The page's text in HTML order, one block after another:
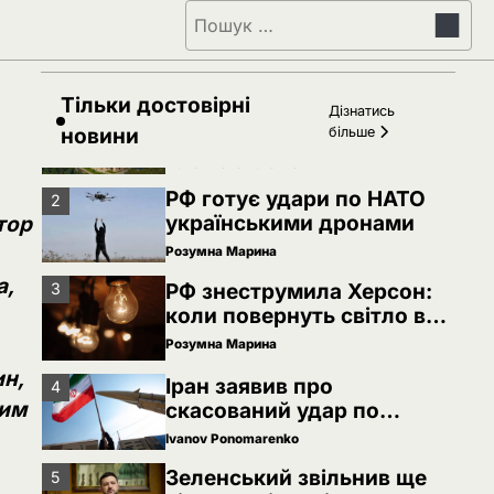
Пошук:
Тільки достовірні
новини
Дізнатись
більше
Зеленський звільнив ще
сімох керівників
дипломатичних місій
Ivanov Ponomarenko
Київська нерухомість
після 2025 року: які
вигляд столиці
2
РФ готує удари по НАТО
українськими дронами
Розумна Марина
3
РФ знеструмила Херсон:
коли повернуть світло в
оселі
Розумна Марина
4
Іран заявив про
скасований удар по
Україні після контактів
Ivanov Ponomarenko
5
Зеленський звільнив ще